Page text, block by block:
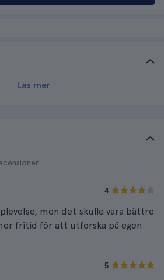
Läs mer
4
men det skulle vara bättre
fritid för att utforska på egen
5